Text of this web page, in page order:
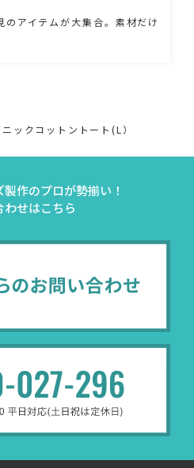
アイテムが大集合。素材だけ
ックコットントート(L）
作のプロが勢揃い！
わせはこちら